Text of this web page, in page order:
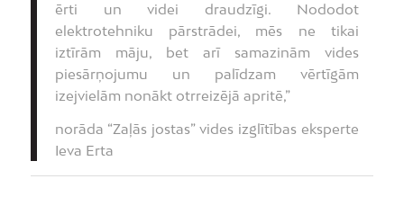
ērti un videi draudzīgi. Nododot
elektrotehniku pārstrādei, mēs ne tikai
iztīrām māju, bet arī samazinām vides
piesārņojumu un palīdzam vērtīgām
izejvielām nonākt otrreizējā apritē,”
norāda “Zaļās jostas” vides izglītības eksperte
Ieva Erta